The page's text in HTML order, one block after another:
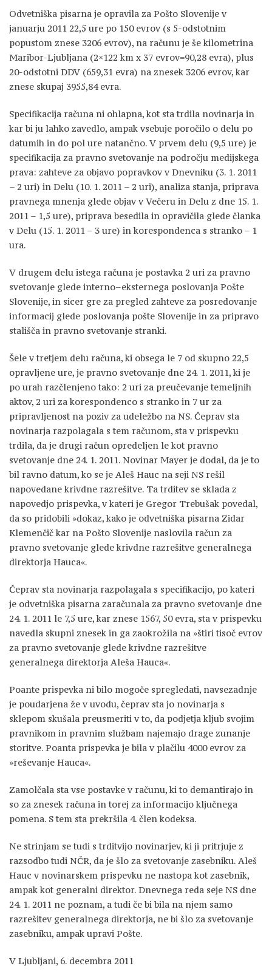
Odvetniška pisarna je opravila za Pošto Slovenije v
januarju 2011 22,5 ure po 150 evrov (s 5-odstotnim
popustom znese 3206 evrov), na računu je še kilometrina
Maribor-Ljubljana (2×122 km x 37 evrov=90,28 evra), plus
20-odstotni DDV (659,31 evra) na znesek 3206 evrov, kar
znese skupaj 3955,84 evra.
Specifikacija računa ni ohlapna, kot sta trdila novinarja in
kar bi ju lahko zavedlo, ampak vsebuje poročilo o delu po
datumih in do pol ure natančno. V prvem delu (9,5 ure) je
specifikacija za pravno svetovanje na področju medijskega
prava: zahteve za objavo popravkov v Dnevniku (3. 1. 2011
– 2 uri) in Delu (10. 1. 2011 – 2 uri), analiza stanja, priprava
pravnega mnenja glede objav v Večeru in Delu z dne 15. 1.
2011 – 1,5 ure), priprava besedila in opravičila glede članka
v Delu (15. 1. 2011 – 3 ure) in korespondenca s stranko – 1
ura.
V drugem delu istega računa je postavka 2 uri za pravno
svetovanje glede interno–eksternega poslovanja Pošte
Slovenije, in sicer gre za pregled zahteve za posredovanje
informacij glede poslovanja pošte Slovenije in za pripravo
stališča in pravno svetovanje stranki.
Šele v tretjem delu računa, ki obsega le 7 od skupno 22,5
opravljene ure, je pravno svetovanje dne 24. 1. 2011, ki je
po urah razčlenjeno tako: 2 uri za preučevanje temeljnih
aktov, 2 uri za korespondenco s stranko in 7 ur za
pripravljenost na poziv za udeležbo na NS. Čeprav sta
novinarja razpolagala s tem računom, sta v prispevku
trdila, da je drugi račun opredeljen le kot pravno
svetovanje dne 24. 1. 2011. Novinar Mayer je dodal, da je to
bil ravno datum, ko se je Aleš Hauc na seji NS rešil
napovedane krivdne razrešitve. Ta trditev se sklada z
napovedjo prispevka, v kateri je Gregor Trebušak povedal,
da so pridobili »dokaz, kako je odvetniška pisarna Zidar
Klemenčič kar na Pošto Slovenije naslovila račun za
pravno svetovanje glede krivdne razrešitve generalnega
direktorja Hauca«.
Čeprav sta novinarja razpolagala s specifikacijo, po kateri
je odvetniška pisarna zaračunala za pravno svetovanje dne
24. 1. 2011 le 7,5 ure, kar znese 1567, 50 evra, sta v prispevku
navedla skupni znesek in ga zaokrožila na »štiri tisoč evrov
za pravno svetovanje glede krivdne razrešitve
generalnega direktorja Aleša Hauca«.
Poante prispevka ni bilo mogoče spregledati, navsezadnje
je poudarjena že v uvodu, čeprav sta jo novinarja s
sklepom skušala preusmeriti v to, da podjetja kljub svojim
pravnikom in pravnim službam najemajo drage zunanje
storitve. Poanta prispevka je bila v plačilu 4000 evrov za
»reševanje Hauca«.
Zamolčala sta vse postavke v računu, ki to demantirajo in
so za znesek računa in torej za informacijo ključnega
pomena. S tem sta prekršila 4. člen kodeksa.
Ne strinjam se tudi s trditvijo novinarjev, ki ji pritrjuje z
razsodbo tudi NČR, da je šlo za svetovanje zasebniku. Aleš
Hauc v novinarskem prispevku ne nastopa kot zasebnik,
ampak kot generalni direktor. Dnevnega reda seje NS dne
24. 1. 2011 ne poznam, a tudi če bi bila na njem samo
razrešitev generalnega direktorja, ne bi šlo za svetovanje
zasebniku, ampak upravi Pošte.
V Ljubljani, 6. decembra 2011